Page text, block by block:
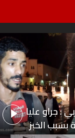
: جراو عليا
بسبب الخبز